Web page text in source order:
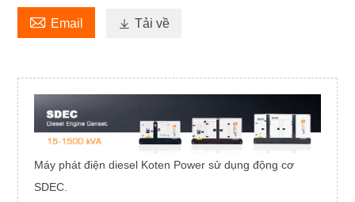
 Email  Tải về
Máy phát điện diesel Koten Power sử dụng động cơ
SDEC.